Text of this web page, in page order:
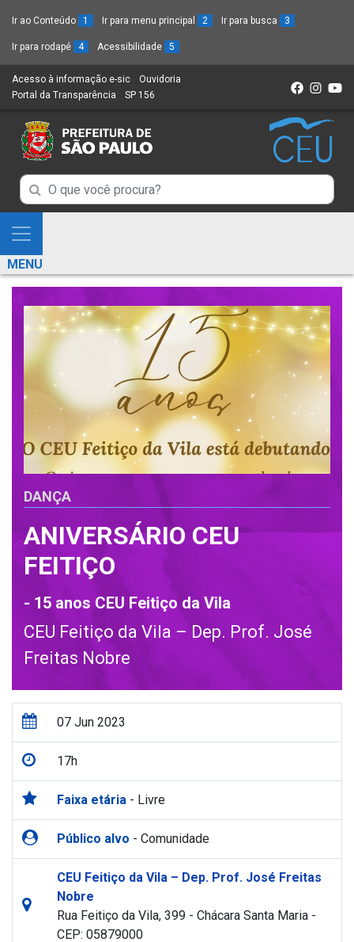
Ir ao Conteúdo 1 Ir para menu principal 2 Ir para busca 3
Ir para rodapé 4 Acessibilidade 5
Acesso à informação e-sic (Link
para
novo
sítio)
Ouvidoria
Portal da Transparência (Link
um
novo
SP 156
Campo
de
Busca
de
informações
Campo
de
de
informações
Mostra
e
Esconde
Menu
MENU
DANÇA
ANIVERSÁRIO CEU
FEITIÇO
- 15 anos CEU Feitiço da Vila
CEU Feitiço da Vila – Dep. Prof. José
Freitas Nobre
07 Jun 2023
17h
Faixa etária - Livre
Público alvo - Comunidade
CEU Feitiço da Vila – Dep. Prof. José Freitas
Nobre
Rua Feitiço da Vila, 399 - Chácara Santa Maria -
CEP: 05879000